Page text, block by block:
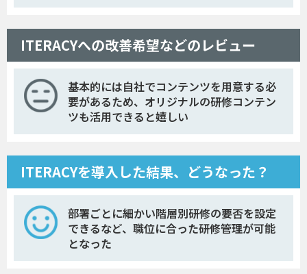
ITERACYへの改善希望などのレビュー
基本的には自社でコンテンツを用意する必
要があるため、オリジナルの研修コンテン
ツも活用できると嬉しい
ITERACYを導入した結果、どうなった？
部署ごとに細かい階層別研修の要否を設定
できるなど、職位に合った研修管理が可能
となった